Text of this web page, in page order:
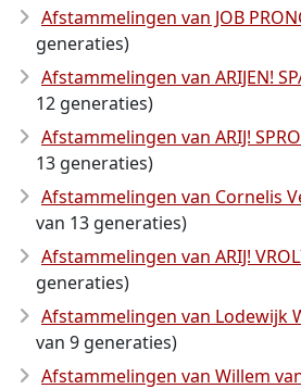
Afstammelingen van JOB
generaties)
Afstammelingen van ARIJEN!
12 generaties)
Afstammelingen van ARIJ!
13 generaties)
Afstammelingen van Cornelis
van 13 generaties)
Afstammelingen van ARIJ!
generaties)
Afstammelingen van Lodewijk
van 9 generaties)
Afstammelingen van Willem